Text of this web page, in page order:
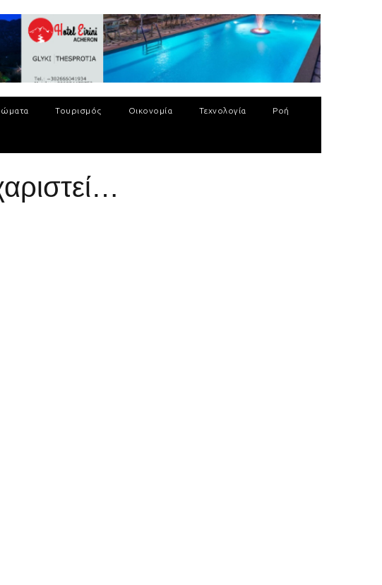
Τουρισμός Οικονομία Τεχνολογία Ροή